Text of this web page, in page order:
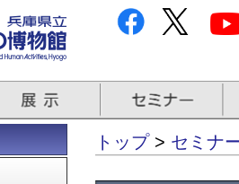
トップ> セミナ